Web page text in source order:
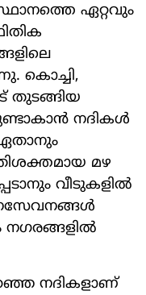
ഏറ്റവും
കൊച്ചി,
തുടങ്ങിയ
നദികൾ
മഴ
വീടുകളിൽ
നഗരങ്ങളിൽ
നദികളാണ്